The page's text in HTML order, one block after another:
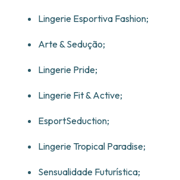
Lingerie Esportiva Fashion;
Arte & Sedução;
Lingerie Pride;
Lingerie Fit & Active;
EsportSeduction;
Lingerie Tropical Paradise;
Sensualidade Futurística;